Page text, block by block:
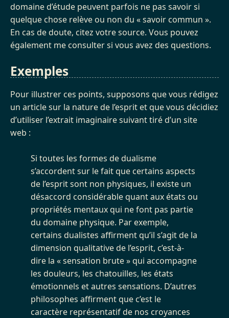
domaine d’étude peuvent parfois ne pas savoir si
quelque chose relève ou non du « savoir commun ».
En cas de doute, citez votre source. Vous pouvez
également me consulter si vous avez des questions.
Exemples
Pour illustrer ces points, supposons que vous rédigez
un article sur la nature de l’esprit et que vous décidiez
d’utiliser l’extrait imaginaire suivant tiré d’un site
web :
Si toutes les formes de dualisme
s’accordent sur le fait que certains aspects
de l’esprit sont non physiques, il existe un
désaccord considérable quant aux états ou
propriétés mentaux qui ne font pas partie
du domaine physique. Par exemple,
certains dualistes affirment qu’il s’agit de la
dimension qualitative de l’esprit, c’est-à-
dire la « sensation brute » qui accompagne
les douleurs, les chatouilles, les états
émotionnels et autres sensations. D’autres
philosophes affirment que c’est le
caractère représentatif de nos croyances